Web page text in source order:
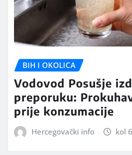
BIH I OKOLICA
Vodovod Posušje
preporuku:
prije konzumacije
Hercegovački info kol